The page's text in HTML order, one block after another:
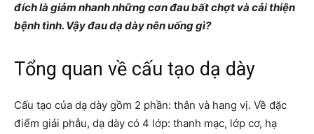
đích là giảm nhanh những cơn đau bất chợt và cải thiện
bệnh tình. Vậy đau dạ dày nên uống gì?
Tổng quan về cấu tạo dạ dày
Cấu tạo của dạ dày gồm 2 phần: thân và hang vị. Về đặc
điểm giải phẫu, dạ dày có 4 lớp: thanh mạc, lớp cơ, hạ